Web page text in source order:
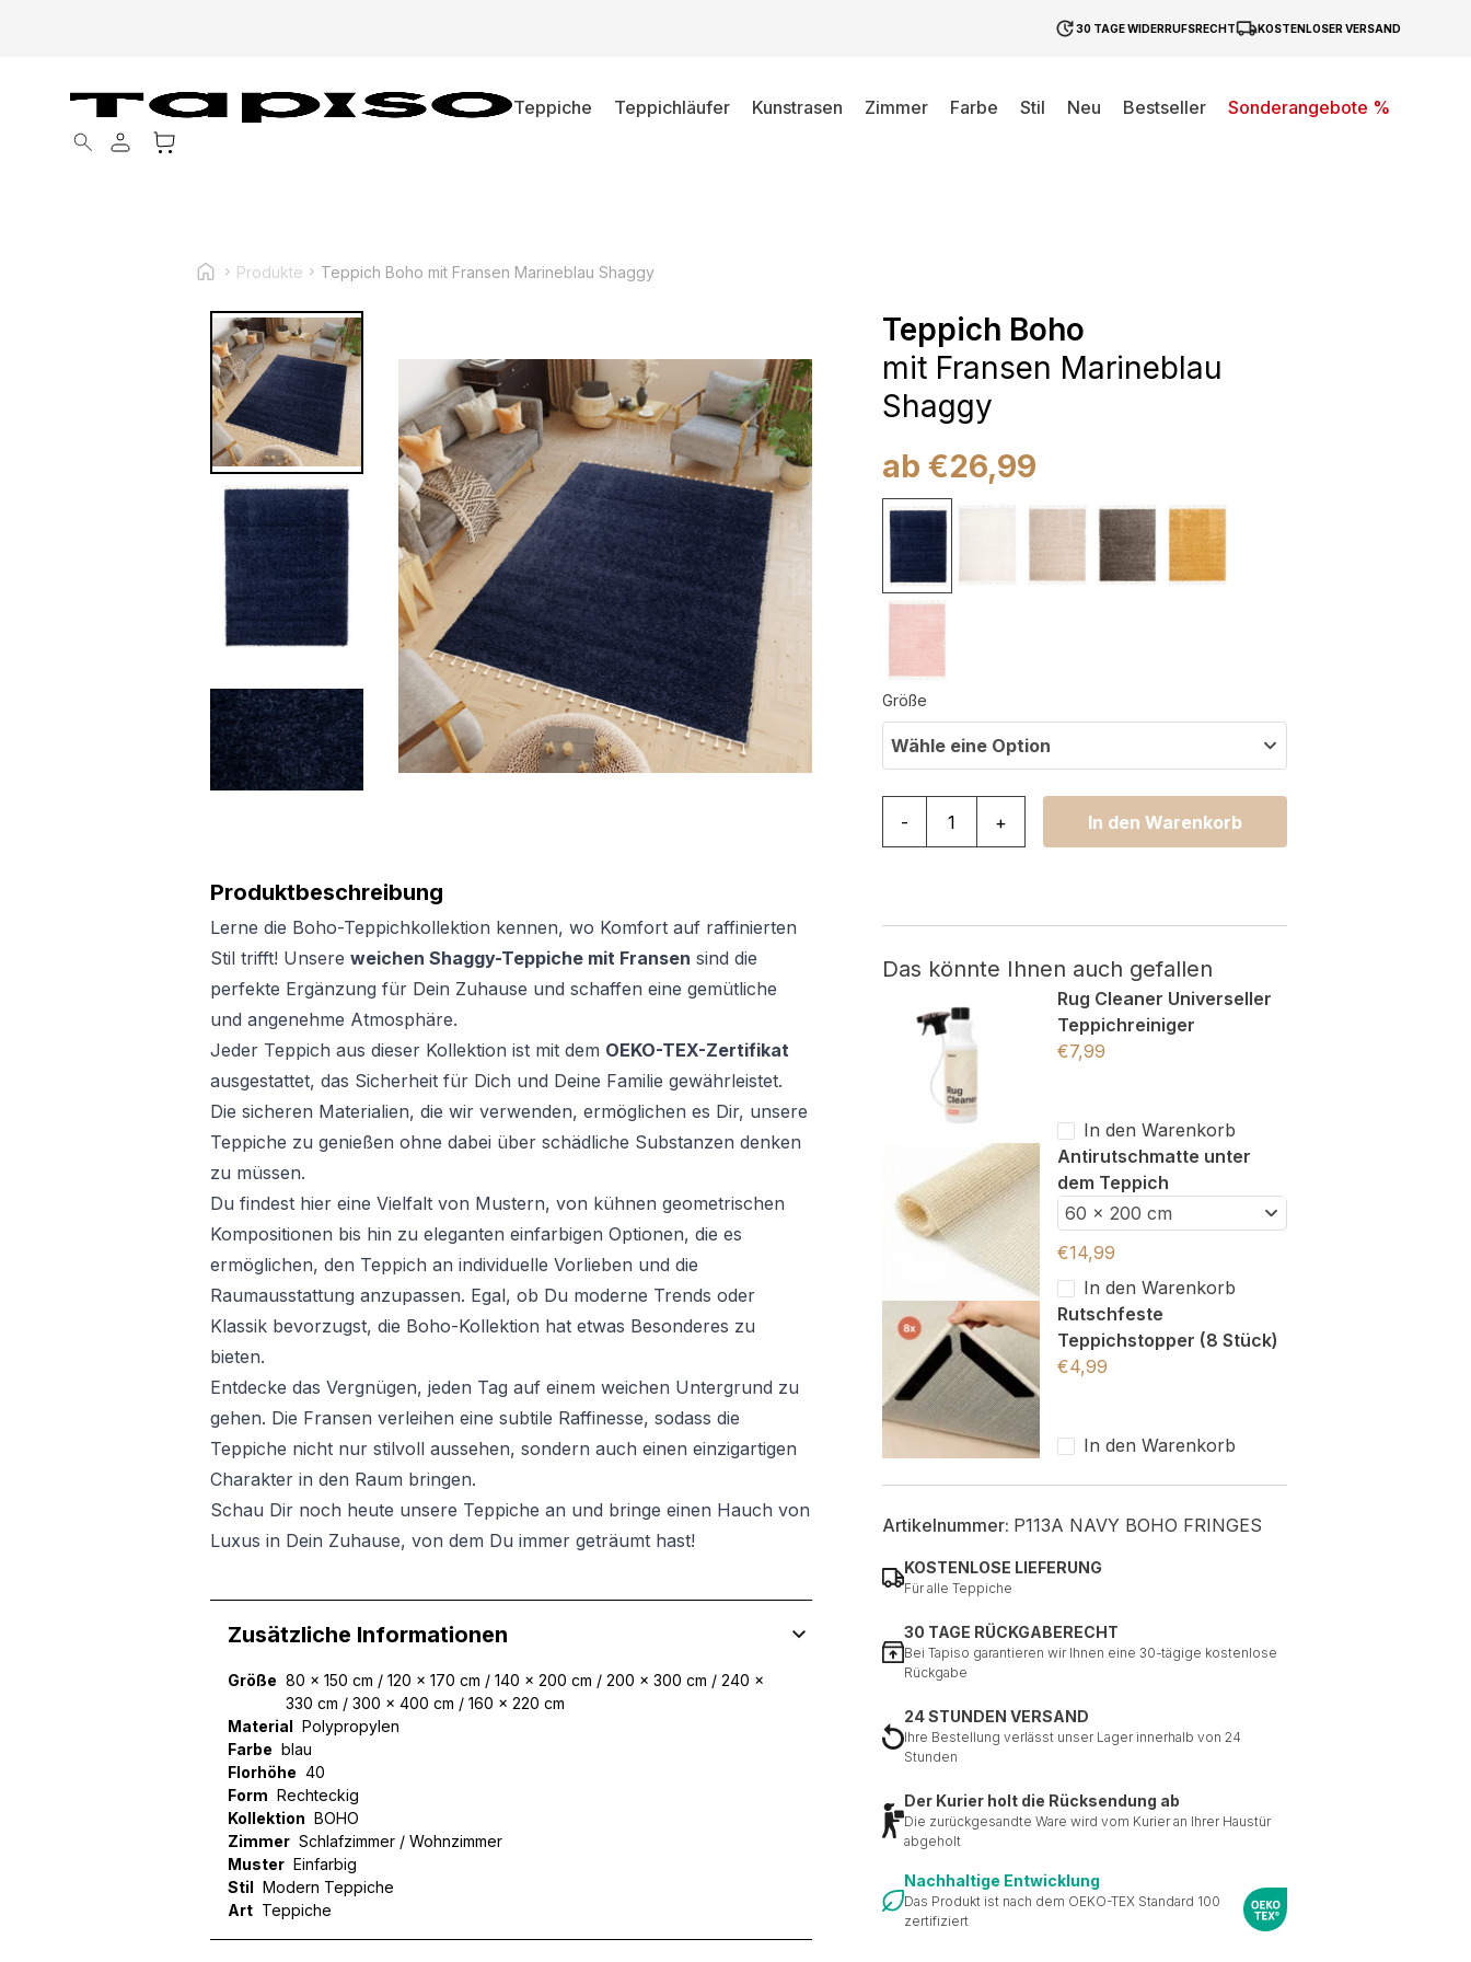
30 TAGE WIDERRUFSRECHT KOSTENLOSER VERSAND
Teppiche Teppichläufer Kunstrasen Zimmer Farbe Stil Neu Bestseller
Sonderangebote %
Products search
Produkte Teppich Boho mit Fransen Marineblau Shaggy
Produktbeschreibung
Lerne die Boho-Teppichkollektion kennen, wo Komfort auf raffinierten
Stil trifft! Unsere weichen Shaggy-Teppiche mit Fransen sind die
perfekte Ergänzung für Dein Zuhause und schaffen eine gemütliche
und angenehme Atmosphäre.
Jeder Teppich aus dieser Kollektion ist mit dem OEKO-TEX-Zertifikat
ausgestattet, das Sicherheit für Dich und Deine Familie gewährleistet.
Die sicheren Materialien, die wir verwenden, ermöglichen es Dir, unsere
Teppiche zu genießen ohne dabei über schädliche Substanzen denken
zu müssen.
Du findest hier eine Vielfalt von Mustern, von kühnen geometrischen
Kompositionen bis hin zu eleganten einfarbigen Optionen, die es
ermöglichen, den Teppich an individuelle Vorlieben und die
Raumausstattung anzupassen. Egal, ob Du moderne Trends oder
Klassik bevorzugst, die Boho-Kollektion hat etwas Besonderes zu
bieten.
Entdecke das Vergnügen, jeden Tag auf einem weichen Untergrund zu
gehen. Die Fransen verleihen eine subtile Raffinesse, sodass die
Teppiche nicht nur stilvoll aussehen, sondern auch einen einzigartigen
Charakter in den Raum bringen.
Schau Dir noch heute unsere Teppiche an und bringe einen Hauch von
Luxus in Dein Zuhause, von dem Du immer geträumt hast!
Teppich Boho
mit Fransen Marineblau
Shaggy
ab €26,99
Größe
Wähle eine Option
- + In den Warenkorb
Das könnte Ihnen auch gefallen
Rug Cleaner Universeller
Teppichreiniger
€7,99
In den Warenkorb
Antirutschmatte unter
dem Teppich
60 x 200 cm
€14,99
In den Warenkorb
Rutschfeste
Teppichstopper (8 Stück)
€4,99
In den Warenkorb
Artikelnummer: P113A NAVY BOHO FRINGES
KOSTENLOSE LIEFERUNG
Für alle Teppiche
30 TAGE RÜCKGABERECHT
Bei Tapiso garantieren wir Ihnen eine 30-tägige kostenlose
Rückgabe
24 STUNDEN VERSAND
Ihre Bestellung verlässt unser Lager innerhalb von 24
Stunden
Der Kurier holt die Rücksendung ab
Die zurückgesandte Ware wird vom Kurier an Ihrer Haustür
abgeholt
Nachhaltige Entwicklung
Das Produkt ist nach dem OEKO-TEX Standard 100
zertifiziert
Zusätzliche Informationen
Größe 80 x 150 cm / 120 x 170 cm / 140 x 200 cm / 200 x 300 cm / 240 x
330 cm / 300 x 400 cm / 160 x 220 cm
Material Polypropylen
Farbe blau
Florhöhe 40
Form Rechteckig
Kollektion BOHO
Zimmer Schlafzimmer / Wohnzimmer
Muster Einfarbig
Stil Modern Teppiche
Art Teppiche